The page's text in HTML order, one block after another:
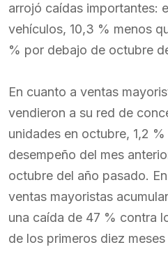
arrojó caídas importantes:
vehículos, 10,3 % menos
% por debajo de octubre
En cuanto a ventas
vendieron a su red de
unidades en octubre, 1,2
desempeño del mes
octubre del año pasado.
ventas mayoristas
una caída de 47 % contra
de los primeros diez meses